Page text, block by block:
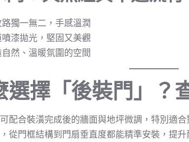
獨一無二，手感溫潤
漆拋光，堅固又美觀
然、溫暖氛圍的空間
選擇「後裝門」？
可配合裝潢完成後的牆面與地坪微調，特別適
從門框結構到門扇垂直度都能精準安裝，提升